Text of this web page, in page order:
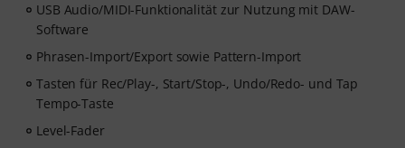
USB Audio/MIDI-Funktionalität zur Nutzung mit DAW-
Software
Phrasen-Import/Export sowie Pattern-Import
Tasten für Rec/Play-, Start/Stop-, Undo/Redo- und Tap
Tempo-Taste
Level-Fader